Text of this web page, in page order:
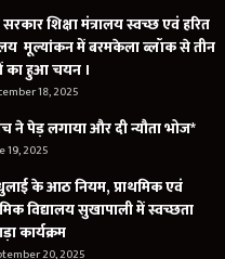
शिक्षा मंत्रालय स्वच्छ एवं हरित
मूल्यांकन में बरमकेला ब्लॉक से तीन
का हुआ चयन ।
18, 2025
ने पेड़ लगाया और दी न्यौता भोज*
19, 2025
के आठ नियम, प्राथमिक एवं
विद्यालय सुखापाली में स्वच्छता
कार्यक्रम